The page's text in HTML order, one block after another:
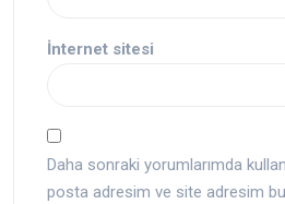
İnternet sitesi
Daha sonraki yorumlarımda
posta adresim ve site adresim bu